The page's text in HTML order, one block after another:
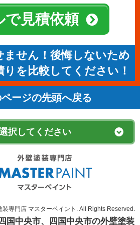
で見積依頼
ません！後悔しないため
りを比較してください！
ページの先頭へ戻る
専門店 マスターペイント. All Rights Reserved.
国中央市、四国中央市の外壁塗装